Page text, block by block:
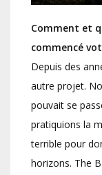
Comment et
commencé
Depuis des
autre projet.
pouvait se
pratiquions la
terrible pour
horizons. The